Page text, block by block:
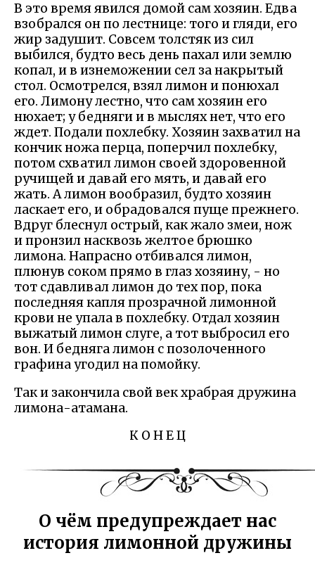
В это время явился домой сам хозяин. Едва
взобрался он по лестнице: того и гляди, его
жир задушит. Совсем толстяк из сил
выбился, будто весь день пахал или землю
копал, и в изнеможении сел за накрытый
стол. Осмотрелся, взял лимон и понюхал
его. Лимону лестно, что сам хозяин его
нюхает; у бедняги и в мыслях нет, что его
ждет. Подали похлебку. Хозяин захватил на
кончик ножа перца, поперчил похлебку,
потом схватил лимон своей здоровенной
ручищей и давай его мять, и давай его
жать. А лимон вообразил, будто хозяин
ласкает его, и обрадовался пуще прежнего.
Вдруг блеснул острый, как жало змеи, нож
и пронзил насквозь желтое брюшко
лимона. Напрасно отбивался лимон,
плюнув соком прямо в глаз хозяину, - но
тот сдавливал лимон до тех пор, пока
последняя капля прозрачной лимонной
крови не упала в похлебку. Отдал хозяин
выжатый лимон слуге, а тот выбросил его
вон. И бедняга лимон с позолоченного
графина угодил на помойку.
Так и закончила свой век храбрая дружина
лимона-атамана.
К О Н Е Ц
О чём предупреждает нас
история лимонной дружины